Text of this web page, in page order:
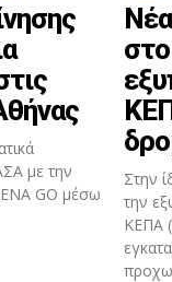
με την
GO μέσω
Στην
την
ΚΕΠΑ